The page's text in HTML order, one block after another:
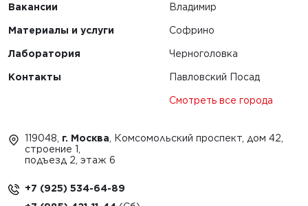
Вакансии
Материалы и услуги
Лаборатория
Контакты
Владимир
Софрино
Черноголовка
Павловский Посад
Смотреть все города
119048, г. Москва , Комсомольский проспект, дом 42,
строение 1,
подъезд 2, этаж 6
+7 (925) 534-64-89